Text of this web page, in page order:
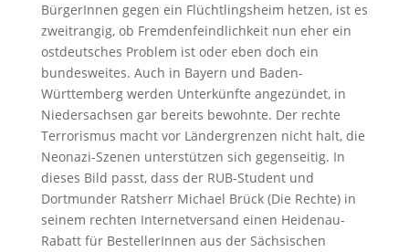
BürgerInnen gegen ein Flüchtlingsheim hetzen, ist es
zweitrangig, ob Fremdenfeindlichkeit nun eher ein
ostdeutsches Problem ist oder eben doch ein
bundesweites. Auch in Bayern und Baden-
Württemberg werden Unterkünfte angezündet, in
Niedersachsen gar bereits bewohnte. Der rechte
Terrorismus macht vor Ländergrenzen nicht halt, die
Neonazi-Szenen unterstützen sich gegenseitig. In
dieses Bild passt, dass der RUB-Student und
Dortmunder Ratsherr Michael Brück (Die Rechte) in
seinem rechten Internetversand einen Heidenau-
Rabatt für BestellerInnen aus der Sächsischen